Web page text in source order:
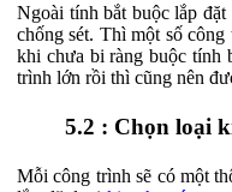
Ngoài tính bắt buộc lắp
chống sét. Thì một số
khi chưa bi ràng buộc tính
trình lớn rồi thì cũng nên
5.2 : Chọn loại
Mỗi công trình sẽ có một